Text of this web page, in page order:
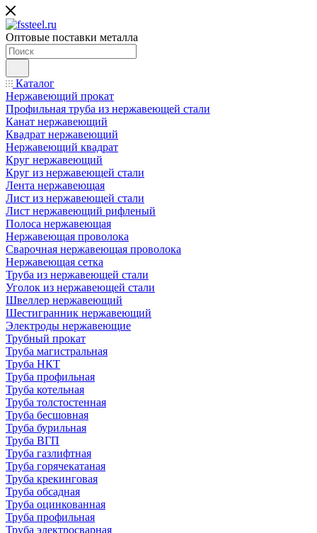
Оптовые поставки металла
Каталог
Нержавеющий прокат
Профильная труба из нержавеющей стали
Канат нержавеющий
Квадрат нержавеющий
Нержавеющий квадрат
Круг нержавеющий
Круг из нержавеющей стали
Лента нержавеющая
Лист из нержавеющей стали
Лист нержавеющий рифленый
Полоса нержавеющая
Нержавеющая проволока
Сварочная нержавеющая проволока
Нержавеющая сетка
Труба из нержавеющей стали
Уголок из нержавеющей стали
Швеллер нержавеющий
Шестигранник нержавеющий
Электроды нержавеющие
Трубный прокат
Труба магистральная
Труба НКТ
Труба профильная
Труба котельная
Труба толстостенная
Труба бесшовная
Труба бурильная
Труба ВГП
Труба газлифтная
Труба горячекатаная
Труба крекинговая
Труба обсадная
Труба оцинкованная
Труба профильная
Труба электросварная